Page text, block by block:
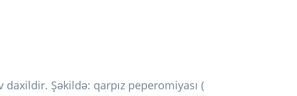
Şəkildə: qarpız peperomiyası (